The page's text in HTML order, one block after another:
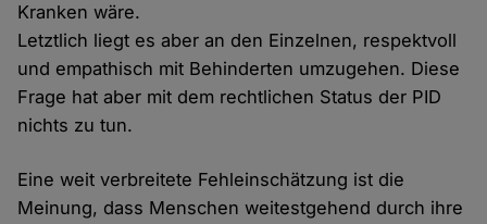
Kranken wäre.
Letztlich liegt es aber an den Einzelnen, respektvoll
und empathisch mit Behinderten umzugehen. Diese
Frage hat aber mit dem rechtlichen Status der PID
nichts zu tun.
Eine weit verbreitete Fehleinschätzung ist die
Meinung, dass Menschen weitestgehend durch ihre